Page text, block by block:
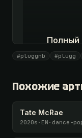
Полный
#pluggnb #plugg
Похожие
Tate McRae
2020s · EN · dance-